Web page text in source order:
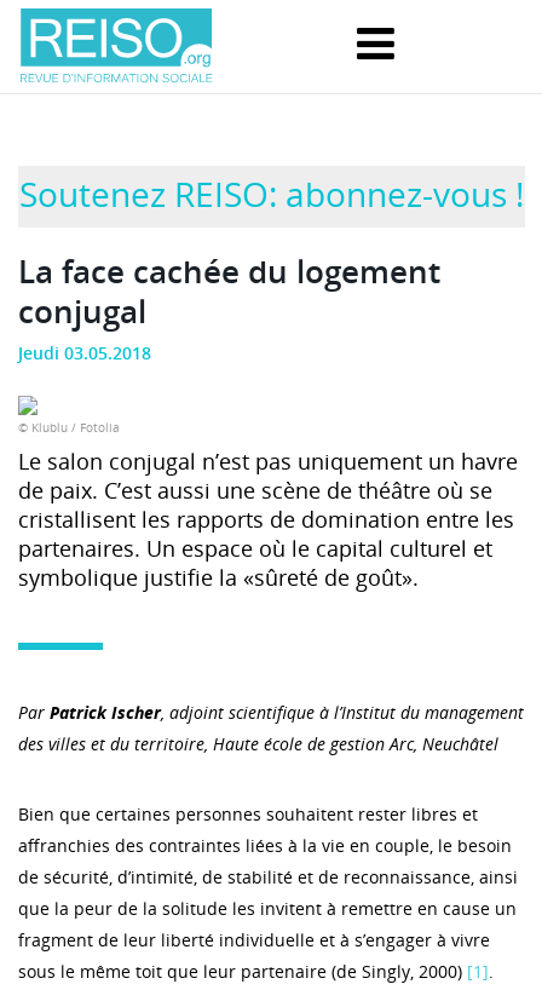
Soutenez REISO: abonnez-vous !
La face cachée du logement
conjugal
Jeudi 03.05.2018
© Klublu / Fotolia
Le salon conjugal n’est pas uniquement un havre
de paix. C’est aussi une scène de théâtre où se
cristallisent les rapports de domination entre les
partenaires. Un espace où le capital culturel et
symbolique justifie la «sûreté de goût».
Par Patrick Ischer, adjoint scientifique à l’Institut du management
des villes et du territoire, Haute école de gestion Arc, Neuchâtel
Bien que certaines personnes souhaitent rester libres et
affranchies des contraintes liées à la vie en couple, le besoin
de sécurité, d’intimité, de stabilité et de reconnaissance, ainsi
que la peur de la solitude les invitent à remettre en cause un
fragment de leur liberté individuelle et à s’engager à vivre
sous le même toit que leur partenaire (de Singly, 2000) [1].